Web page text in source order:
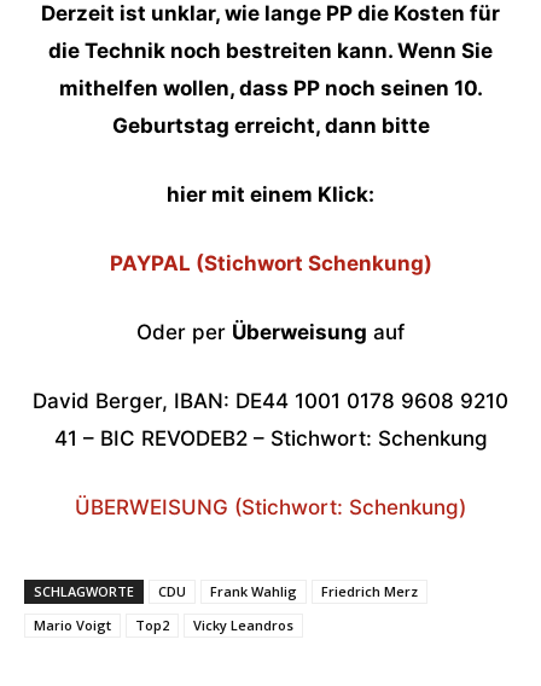
Derzeit ist unklar, wie lange PP die Kosten für
die Technik noch bestreiten kann. Wenn Sie
mithelfen wollen, dass PP noch seinen 10.
Geburtstag erreicht, dann bitte
hier mit einem Klick:
PAYPAL (Stichwort Schenkung)
Oder per Überweisung auf
David Berger, IBAN: DE44 1001 0178 9608 9210
41 – BIC REVODEB2 – Stichwort: Schenkung
ÜBERWEISUNG (Stichwort: Schenkung)
SCHLAGWORTE CDU Frank Wahlig
Friedrich Merz
Mario Voigt
Top2 Vicky Leandros